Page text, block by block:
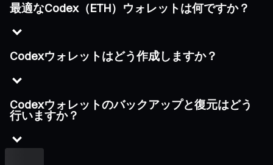
最適なCodex（ETH）ウォレットは何ですか？
Codexウォレットはどう作成しますか？
Codexウォレットのバックアップと復元はどう
行いますか？